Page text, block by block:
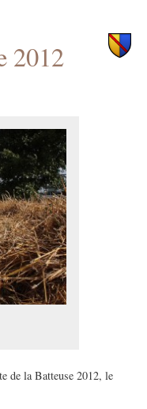
2012
de la Batteuse 2012, le